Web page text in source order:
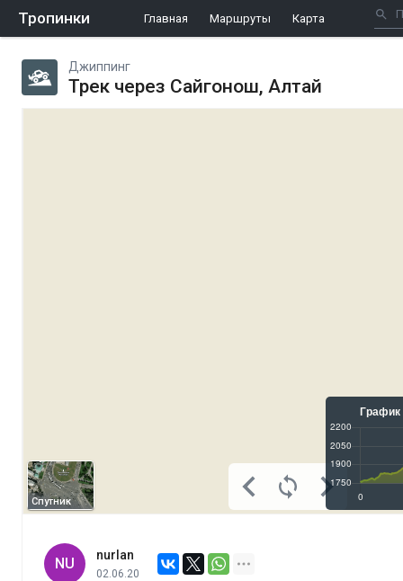
Тропинки Главная Маршруты Карта
Джиппинг
Трек через Сайгонош, Алтай
Спутник
NU
nurlan
02.06.20